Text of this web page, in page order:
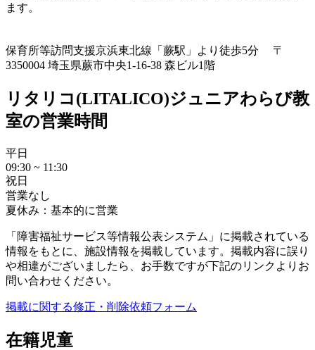
ます。
保育所等訪問支援京浜東北線「蕨駅」より徒歩5分 〒
3350004 埼玉県蕨市中央1-16-38 森ビル1階
リタリコ(LITALICO)ジュニアわらび教
室の営業時間
平日
09:30 ~ 11:30
祝日
営業なし
夏休み：基本的に営業
「障害福祉サービス等情報公表システム」に掲載されている
情報をもとに、施設情報を掲載しています。掲載内容に誤り
や相違がございましたら、お手数ですが下記のリンクよりお
問い合わせください。
掲載に関する修正・削除依頼フォーム
在籍児童